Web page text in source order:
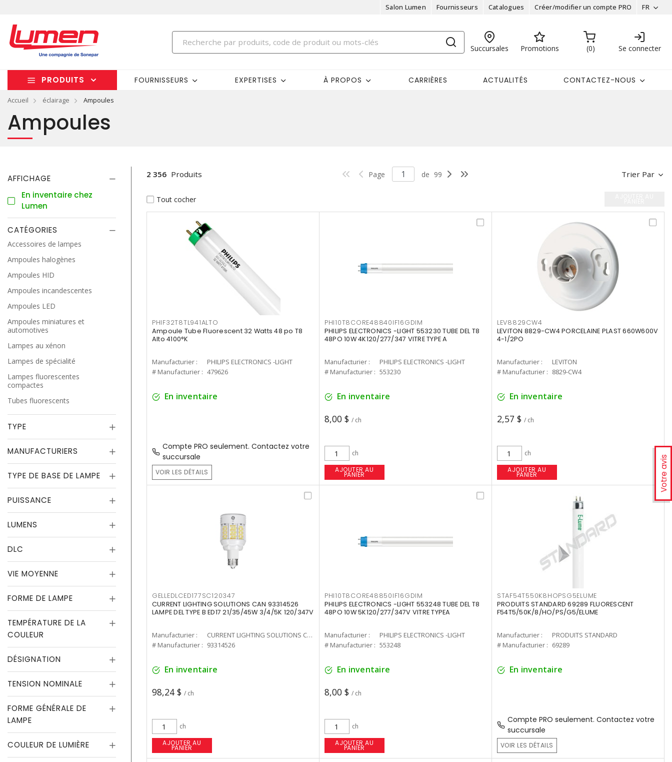
Salon Lumen Fournisseurs Catalogues Créer/modifier un compte PRO FR
Succursales Promotions 0 Se connecter
PRODUITS FOURNISSEURS EXPERTISES À PROPOS CARRIÈRES ACTUALITÉS CONTACTEZ-NOUS
Accueil éclairage Ampoules
Votre avis
Ampoules
AFFICHAGE
En inventaire chez
Lumen
CATÉGORIES
Accessoires de lampes
Ampoules halogènes
Ampoules HID
Ampoules incandescentes
Ampoules LED
Ampoules miniatures et
automotives
Lampes au xénon
Lampes de spécialité
Lampes fluorescentes
compactes
Tubes fluorescents
TYPE
MANUFACTURIERS
TYPE DE BASE DE LAMPE
PUISSANCE
LUMENS
DLC
VIE MOYENNE
FORME DE LAMPE
TEMPÉRATURE DE LA
COULEUR
DÉSIGNATION
TENSION NOMINALE
FORME GÉNÉRALE DE
LAMPE
COULEUR DE LUMIÈRE
Trier Par
2 356 Produits Page de 99
Tout cocher
PHIF32T8TL941ALTO
Ampoule Tube Fluorescent 32 Watts 48 po T8
Alto 4100°K
Manufacturier :
PHILIPS ELECTRONICS -LIGHT
# Manufacturier : 479626
En inventaire
Compte PRO seulement. Contactez votre
succursale
VOIR LES DÉTAILS
PHI10T8CORE48840IF16GDIM
PHILIPS ELECTRONICS -LIGHT 553230 TUBE DEL T8
48PO 10W 4K120/277/347 VITRE TYPE A
Manufacturier :
PHILIPS ELECTRONICS -LIGHT
# Manufacturier : 553230
En inventaire
8,00 $ / ch
ch
AJOUTER AU
PANIER
LEV8829CW4
LEVITON 8829-CW4 PORCELAINE PLAST 660W600V
4-1/2PO
Manufacturier :
LEVITON
# Manufacturier : 8829-CW4
En inventaire
2,57 $ / ch
ch
AJOUTER AU
PANIER
GELLEDLCED177SC120347
CURRENT LIGHTING SOLUTIONS CAN 93314526
LAMPE DEL TYPE B ED17 21/35/45W 3/4/5K 120/347V
Manufacturier :
CURRENT LIGHTING SOLUTIONS CAN
# Manufacturier : 93314526
En inventaire
98,24 $ / ch
ch
AJOUTER AU
PANIER
PHI10T8CORE48850IF16GDIM
PHILIPS ELECTRONICS -LIGHT 553248 TUBE DEL T8
48PO 10W 5K120/277/347V VITRE TYPEA
Manufacturier :
PHILIPS ELECTRONICS -LIGHT
# Manufacturier : 553248
En inventaire
8,00 $ / ch
ch
AJOUTER AU
PANIER
STAF54T550K8HOPSG5ELUME
PRODUITS STANDARD 69289 FLUORESCENT
F54T5/50K/8/HO/PS/G5/ELUME
Manufacturier :
PRODUITS STANDARD
# Manufacturier : 69289
En inventaire
Compte PRO seulement. Contactez votre
succursale
VOIR LES DÉTAILS